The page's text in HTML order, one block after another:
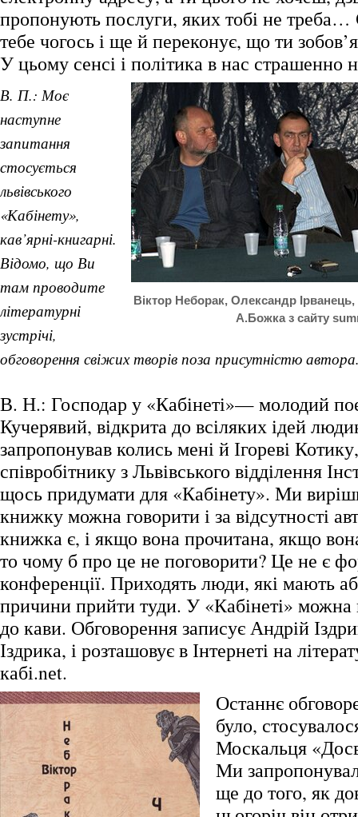
пропонують послуги, яких тобі не треба…
тебе чогось і ще й переконує, що ти
У цьому сенсі і політика в нас страшенно
Віктор Неборак, Олександр
А.Божка з сайту
В. П.: Моє
наступне
запитання
стосується
львівського
«Кабінету»,
кав’ярні-книгарні.
Відомо, що Ви
там проводите
літературні
зустрічі,
обговорення свіжих творів поза присутністю
В. Н.: Господар у «Кабінеті»— молодий
Кучерявий, відкрита до всіляких ідей
запропонував колись мені й Ігореві
співробітнику з Львівського відділення
щось придумати для «Кабінету». Ми
книжку можна говорити і за відсутності
книжка є, і якщо вона прочитана, якщо
то чому б про це не поговорити? Це не є
конференції. Приходять люди, які мають
причини прийти туди. У «Кабінеті» можна
до кави. Обговорення записує Андрій
Іздрика, і розташовує в Інтернеті на
кабі.nеt.
Останнє
було,
Москальця
Ми
ще до того, як